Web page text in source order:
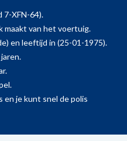
7-XFN-64).
maakt van het voertuig.
en leeftijd in (25-01-1975).
en je kunt snel de polis